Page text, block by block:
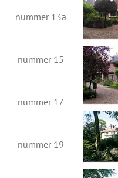
nummer 13a
nummer 15
nummer 17
nummer 19